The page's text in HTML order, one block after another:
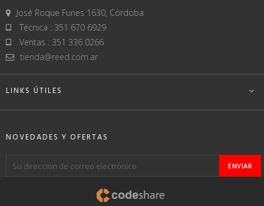
José Roque Funes 1630, Córdoba
Técnica : 351 670 6929
Ventas : 351 336 0266
tienda@reed.com.ar
LINKS ÚTILES 
NOVEDADES Y OFERTAS
ENVIAR